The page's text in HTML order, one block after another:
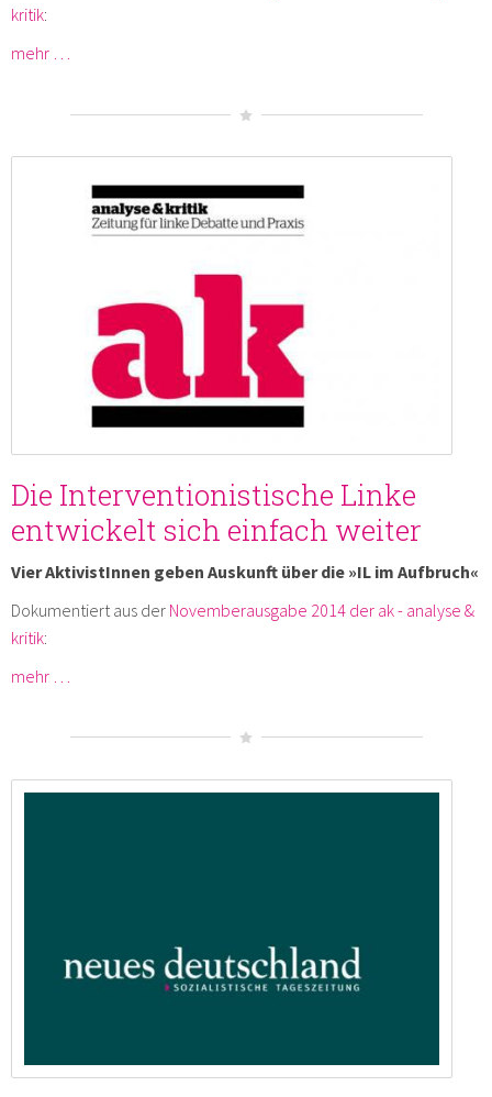
kritik:
mehr …
Die Interventionistische Linke
entwickelt sich einfach weiter
Vier AktivistInnen geben Auskunft über die »IL im Aufbruch«
Dokumentiert aus der Novemberausgabe 2014 der ak - analyse &
kritik:
mehr …